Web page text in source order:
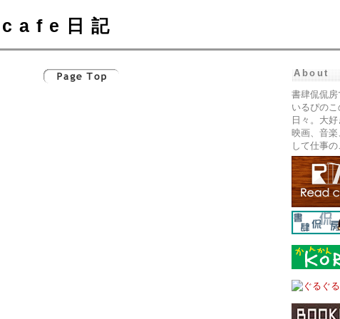
cafe日記
About
書肆侃侃
いるぴの
日々。大好
映画、音
して仕事の